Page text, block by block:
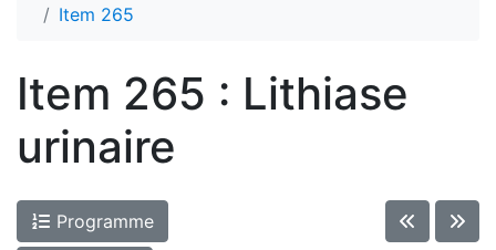
Item 265
Item 265 : Lithiase
urinaire
Programme